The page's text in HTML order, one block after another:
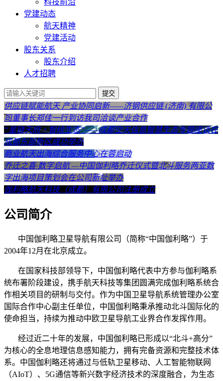
科技前沿
党建动态
航天精神
党建活动
股东关系
股东介绍
人才招聘
提交
供应链赋能航天 产业协同启新——济钢供应链 (济南) 有限公
司董事长郑佳一行到访我司洽谈产业合作
“星链天府・智绘生态”——成都空天信息智慧生态专题座谈在
成都东部新区成功举办
商业航天出海综合服务中心在蓉启动
乔迁之喜·数字启航 —中国伽利略乔迁仪式暨北斗服务两亚数
字出海项目策划会在公司新址举办
伽利略航天科技（成都）有限公司注册成立
公司简介
中国伽利略卫星导航有限公司（简称“中国伽利略”）于
2004年12月在北京成立。
在国家科技部领导下，中国伽利略代表中方参与伽利略系
统布署阶段建设，携手航天科技等集团圆满完成伽利略系统合
作相关项目的研制与交付。作为中国卫星导航系统管理办公室
国际合作中心副主任单位，中国伽利略秉承推动北斗国际化的
使命担当，持续为推动中欧卫星导航工业界合作发挥作用。
经过近二十年的发展，中国伽利略已形成以“北斗+高分”
为核心的全息地理信息感知能力，拥有完备资源和完整技术体
系。中国伽利略还将通过与低轨卫星移动、人工智能物联网
（AIoT）、5G通信等新兴数字经济技术的深度融合，为生态